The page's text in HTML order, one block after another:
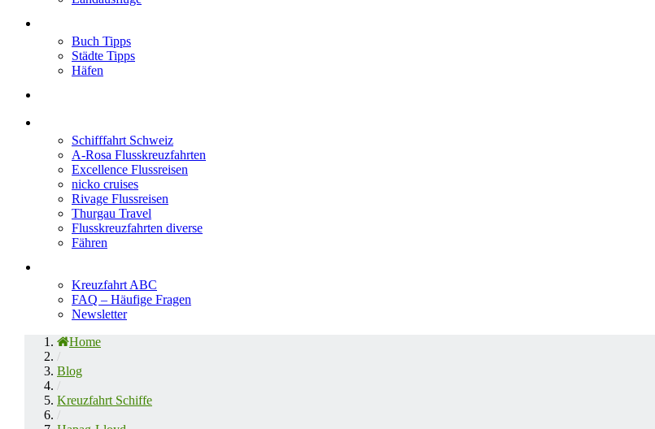
Buch Tipps
Städte Tipps
Häfen
Schifffahrt Schweiz
A-Rosa Flusskreuzfahrten
Excellence Flussreisen
nicko cruises
Rivage Flussreisen
Thurgau Travel
Flusskreuzfahrten diverse
Fähren
Kreuzfahrt ABC
FAQ – Häufige Fragen
Newsletter
Home
/
Blog
/
Kreuzfahrt Schiffe
/